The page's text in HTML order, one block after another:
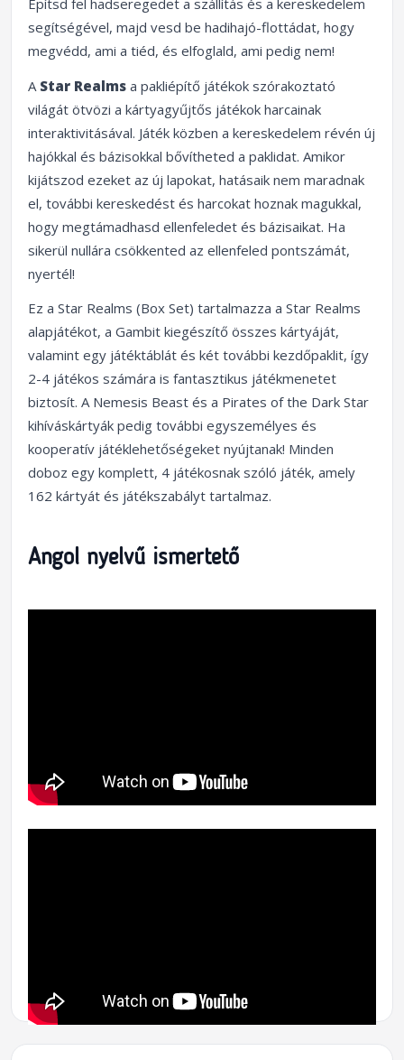
segítségével, majd vesd be hadihajó-flottádat, hogy
megvédd, ami a tiéd, és elfoglald, ami pedig nem!
A Star Realms a pakliépítő játékok szórakoztató
világát ötvözi a kártyagyűjtős játékok harcainak
interaktivitásával. Játék közben a kereskedelem révén új
hajókkal és bázisokkal bővítheted a paklidat. Amikor
kijátszod ezeket az új lapokat, hatásaik nem maradnak
el, további kereskedést és harcokat hoznak magukkal,
hogy megtámadhasd ellenfeledet és bázisaikat. Ha
sikerül nullára csökkented az ellenfeled pontszámát,
nyertél!
Ez a Star Realms (Box Set) tartalmazza a Star Realms
alapjátékot, a Gambit kiegészítő összes kártyáját,
valamint egy játéktáblát és két további kezdőpaklit, így
2-4 játékos számára is fantasztikus játékmenetet
biztosít. A Nemesis Beast és a Pirates of the Dark Star
kihíváskártyák pedig további egyszemélyes és
kooperatív játéklehetőségeket nyújtanak! Minden
doboz egy komplett, 4 játékosnak szóló játék, amely
162 kártyát és játékszabályt tartalmaz.
Angol nyelvű ismertető